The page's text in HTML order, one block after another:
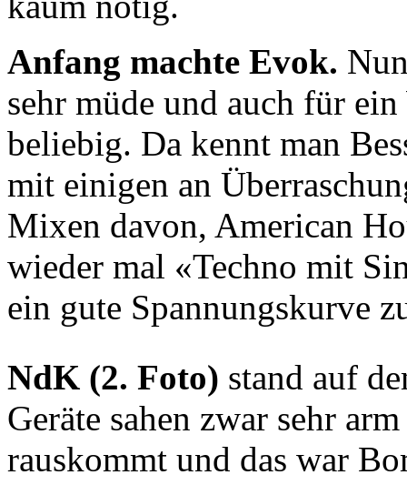
Anfang machte Evok.
sehr müde und auch für
beliebig. Da kennt man
mit einigen an
Mixen davon, American
wieder mal «Techno mit
ein gute Spannungskurve
NdK (2. Foto) stand auf
Geräte sahen zwar sehr
rauskommt und das war